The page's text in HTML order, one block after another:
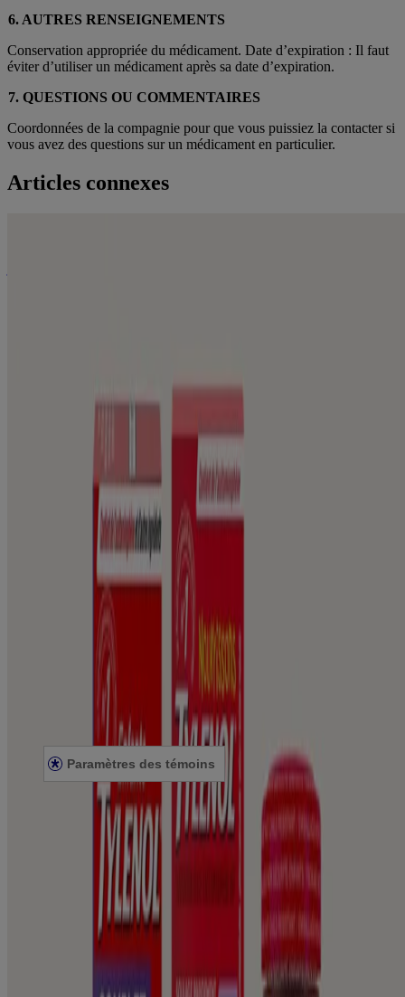
6. AUTRES RENSEIGNEMENTS
Conservation appropriée du médicament. Date d’expiration : Il faut
éviter d’utiliser un médicament après sa date d’expiration.
7. QUESTIONS OU COMMENTAIRES
Coordonnées de la compagnie pour que vous puissiez la contacter si
vous avez des questions sur un médicament en particulier.
Articles connexes
OÙ ACHETER
Renseignements de la société
À PROPOS DE NOUS
NOUS JOINDRE
POUR LES PROFESSIONNELS DE LA SANTÉ
SITE AMÉRICAIN
CONDITIONS GÉNÉRALES
ÉNONCÉ DE CONFIDENTIALITÉ
ÉNONCÉ SUR L’ACCESSIBILITÉ
Paramètres des témoins
© Kenvue Canada Inc. 2025. Tous droits réservés. Ce site Web est
destiné aux visiteurs du Canada. Les marques de tiers utilisées ici
sont des marques de commerce de leurs propriétaires respectifs.
Assurez-vous que ce produit vous convient. Lisez et respectez
toujours l'étiquette.
Le contenu de ce site ne doit pas être considéré comme des conseils
de nature médicale, et ne doit en aucun cas se substituer aux conseils
et aux services professionnels émanant d’un médecin, d’un pédiatre
ou de tout professionnel de la santé qualifié qui connaît bien votre
dossier médical ou celui de votre enfant. Ce site est offert
uniquement à des fins éducatives et informatives. Si vous avez des